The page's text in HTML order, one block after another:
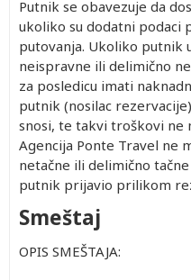
Putnik se obavezuje da
ukoliko su dodatni podaci
putovanja. Ukoliko
neispravne ili delimično
za posledicu imati
putnik (nosilac
snosi, te takvi troškovi ne
Agencija Ponte Travel ne
netačne ili delimično
putnik prijavio prilikom
Smeštaj
OPIS SMEŠTAJA: